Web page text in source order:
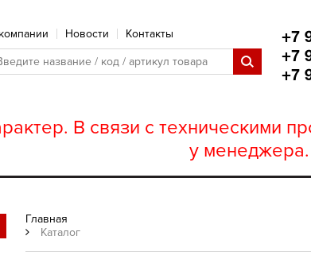
Новости Контакты
+7
+7
+7
В связи с техническими
у менеджера.
Главная
Каталог